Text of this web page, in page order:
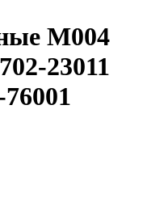
M004
23011